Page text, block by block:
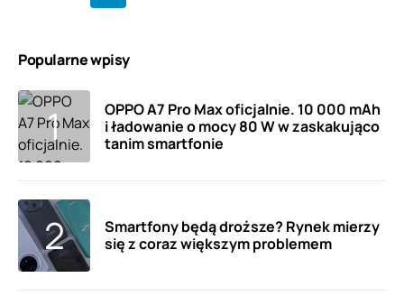
Popularne wpisy
OPPO A7 Pro Max oficjalnie. 10 000 mAh
i ładowanie o mocy 80 W w zaskakująco
tanim smartfonie
Smartfony będą droższe? Rynek mierzy
się z coraz większym problemem